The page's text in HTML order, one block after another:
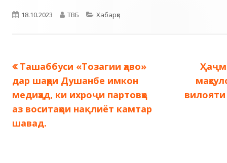
Опубликовано
18.10.2023 Автор
ТВБ Рубрики
Хабарҳо
Навигация
по
записям
Предыдущая
запись:
Ташаббуси «Тозагии ҳаво»
дар шаҳри Душанбе имкон
медиҳад, ки ихроҷи партовҳо
аз воситаҳои нақлиёт камтар
шавад.